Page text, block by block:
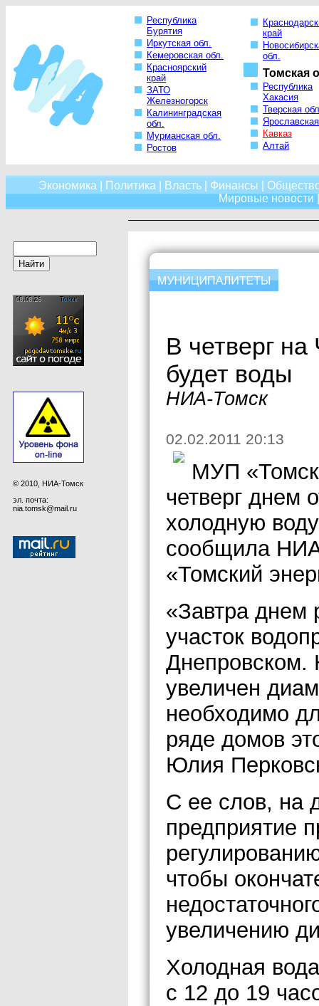
Республика
Бурятия
Иркутская обл.
Кемеровская обл.
Красноярский
край
ЗАТО
Железногорск
Калининградская
обл.
Мурманская обл.
Ростов
край
обл.
Томская
Республика
Хакасия
Тверская
Кавказ
Алтай
Экономика Политика Власть Финансы
Мировые новости
© 2010, НИА-Томск
эл. почта:
nia.tomsk@mail.ru
В четверг
будет воды
НИА-Томск
02.02.2011 20:13
МУП
четверг днем
холодную
сообщила
«Томский
«Завтра днем
участок
Днепровском.
увеличен
необходимо
ряде домов
Юлия
С ее слов, на
предприятие
чтобы
увеличению
Холодная
с 12 до 19